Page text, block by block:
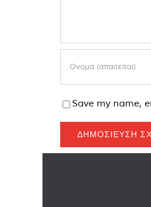
Save my name,